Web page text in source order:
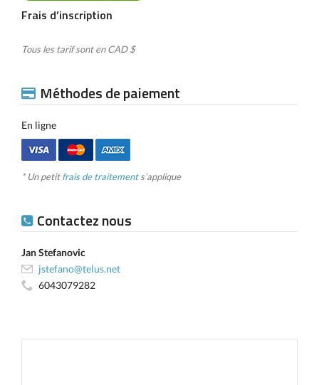
Frais d’inscription
Tous les tarif sont en CAD $
Méthodes de paiement
En ligne
* Un petitfrais de traitements’applique
Contactez nous
Jan Stefanovic
jstefano@telus.net
6043079282